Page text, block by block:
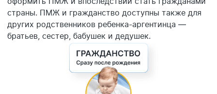
страны. ПМЖ и гражданство доступны также для
других родственников ребенка-аргентинца —
братьев, сестер, бабушек и дедушек.